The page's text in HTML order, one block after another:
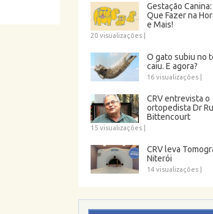
Gestação Canina:
Que Fazer na
e Mais!
20 visualizações|
O gato subiu no
caiu. E agora?
16 visualizações|
CRV entrevista o
ortopedista Dr
Bittencourt
15 visualizações|
CRV leva
Niterói
14 visualizações|